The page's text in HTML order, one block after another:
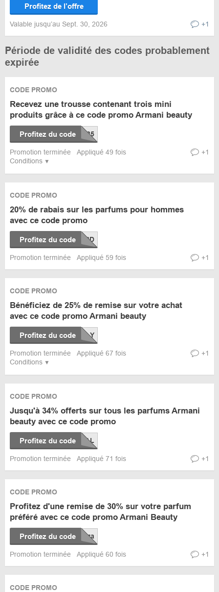
Profitez de l’offre
Valable jusqu’au Sept. 30, 2026 +1
Période de validité des codes probablement
expirée
Conditions
CODE PROMO
Recevez une trousse contenant trois mini
produits grâce à ce code promo Armani beauty
Profitez du code
Promotion terminée Appliqué 49 fois +1
CODE PROMO
20% de rabais sur les parfums pour hommes
avec ce code promo
Profitez du code
Promotion terminée Appliqué 59 fois +1
Conditions
CODE PROMO
Bénéficiez de 25% de remise sur votre achat
avec ce code promo Armani beauty
Profitez du code
Promotion terminée Appliqué 67 fois +1
CODE PROMO
Jusqu'à 34% offerts sur tous les parfums Armani
beauty avec ce code promo
Profitez du code
Promotion terminée Appliqué 71 fois +1
CODE PROMO
Profitez d'une remise de 30% sur votre parfum
préféré avec ce code promo Armani Beauty
Profitez du code
Promotion terminée Appliqué 60 fois +1
CODE PROMO